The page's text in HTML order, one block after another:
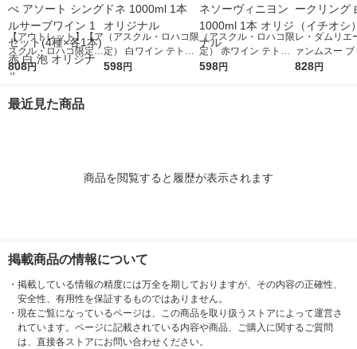
【アウトレット】【ア
スクル・ロハコ限定】
ワイン 缶ワイン 飲み
ト(4種×各1本) 赤 白
808円
（アスクル・ロハコ限
定） 白ワイン テトラ
ワイン チリ 紙パック
598円
（アスクル・ロハコ限
定） 赤ワイン テトラ
ワイン チリ 紙パック
598円
レ・ダムリエ
ァンムスー
ト11°750ml 1
828円
最近見た商品
商品を閲覧すると履歴が表示されます
掲載商品の情報について
・ 掲載している情報の精度には万全を期しておりますが、その内容の正確性、
安全性、有用性を保証するものではありません。
・ 現在ご覧になっているページは、この商品を取り扱うストアによって運営さ
れています。ページに記載されている内容や商品、ご購入に関するご質問
は、直接各ストアにお問い合わせください。